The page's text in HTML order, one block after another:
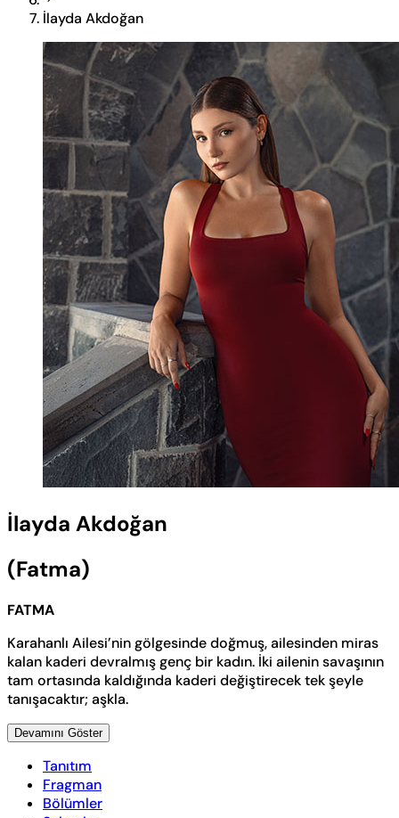
İlayda Akdoğan
İlayda Akdoğan
(Fatma)
FATMA
Karahanlı Ailesi’nin gölgesinde doğmuş, ailesinden miras
kalan kaderi devralmış genç bir kadın. İki ailenin savaşının
tam ortasında kaldığında kaderi değiştirecek tek şeyle
tanışacaktır; aşkla.
Devamını Göster
Tanıtım
Fragman
Bölümler